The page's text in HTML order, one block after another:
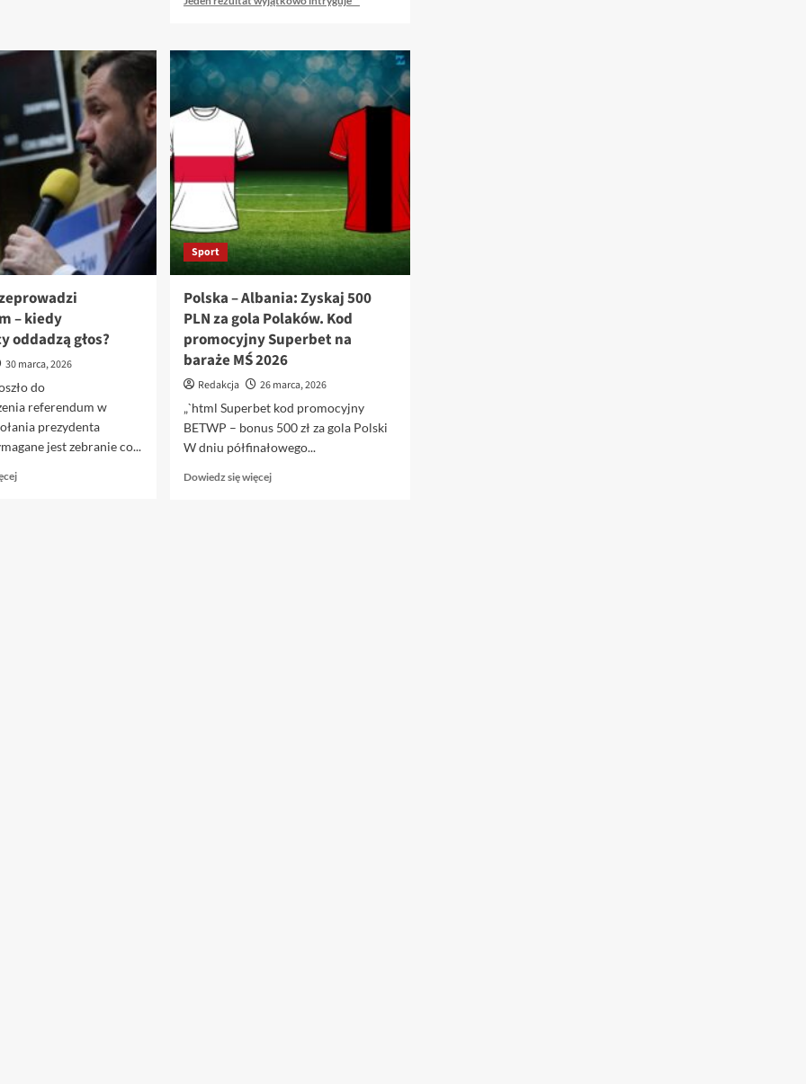
– kiedy
oddadzą głos?
30 marca, 2026
do
referendum w
prezydenta
jest zebranie co...
Dowiedz
Sport
Polska – Albania: Zyskaj 500
PLN za gola Polaków. Kod
promocyjny Superbet na
baraże MŚ 2026
Redakcja
26 marca, 2026
„`html Superbet kod promocyjny
BETWP – bonus 500 zł za gola Polski
W dniu półfinałowego...
Dowiedz się więcejDowiedz